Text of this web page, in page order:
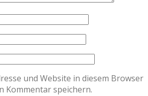
und Website in diesem Browser
Kommentar speichern.